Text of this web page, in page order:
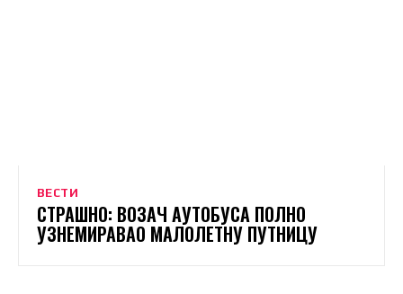
ВЕСТИ
СТРАШНО: ВОЗАЧ АУТОБУСА ПОЛНО
УЗНЕМИРАВАО МАЛОЛЕТНУ ПУТНИЦУ